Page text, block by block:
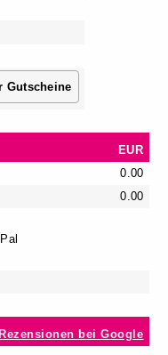
Gutscheine
EUR
0.00
0.00
Rezensionen bei Google